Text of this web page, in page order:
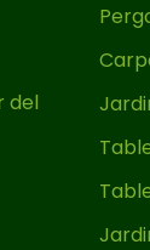
del